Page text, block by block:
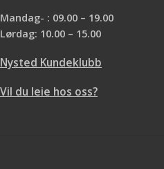
Mandag- : 09.00 – 19.00
Lørdag: 10.00 – 15.00
Nysted Kundeklubb
Vil du leie hos oss?